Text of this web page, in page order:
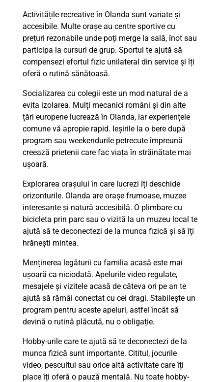
Activitățile recreative în Olanda sunt variate și
accesibile. Multe orașe au centre sportive cu
prețuri rezonabile unde poți merge la sală, înot sau
participa la cursuri de grup. Sportul te ajută să
compensezi efortul fizic unilateral din service și îți
oferă o rutină sănătoasă.
Socializarea cu colegii este un mod natural de a
evita izolarea. Mulți mecanici români și din alte
țări europene lucrează în Olanda, iar experiențele
comune vă apropie rapid. Ieșirile la o bere după
program sau weekendurile petrecute împreună
creează prietenii care fac viața în străinătate mai
ușoară.
Explorarea orașului în care lucrezi îți deschide
orizonturile. Olanda are orașe frumoase, muzee
interesante și natură accesibilă. O plimbare cu
bicicleta prin parc sau o vizită la un muzeu local te
ajută să te deconectezi de la munca fizică și să îți
hrănești mintea.
Menținerea legăturii cu familia acasă este mai
ușoară ca niciodată. Apelurile video regulate,
mesajele și vizitele acasă de câteva ori pe an te
ajută să rămâi conectat cu cei dragi. Stabilește un
program pentru aceste apeluri, astfel încât să
devină o rutină plăcută, nu o obligație.
Hobby-urile care te ajută să te deconectezi de la
munca fizică sunt importante. Cititul, jocurile
video, pescuitul sau orice altă activitate care îți
place îți oferă o pauză mentală. Nu toate hobby-